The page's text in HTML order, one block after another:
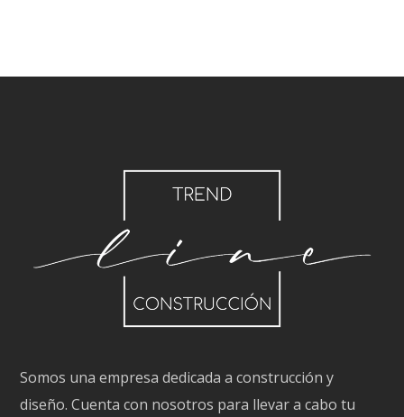
Somos una empresa dedicada a construcción y
diseño. Cuenta con nosotros para llevar a cabo tu